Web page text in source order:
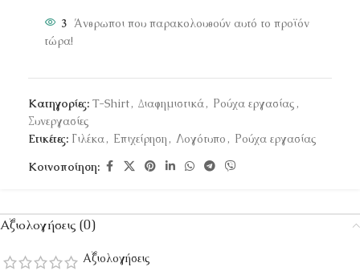
3 Άνθρωποι που παρακολουθούν αυτό το προϊόν
τώρα!
Κατηγορίες: T-Shirt, Διαφημιστικά, Ρούχα εργασίας ,
Συνεργασίες
Ετικέτες: Γιλέκα, Επιχείρηση , Λογότυπο , Ρούχα εργασίας
Κοινοποίηση:
Αξιολογήσεις (0)
Αξιολογήσεις